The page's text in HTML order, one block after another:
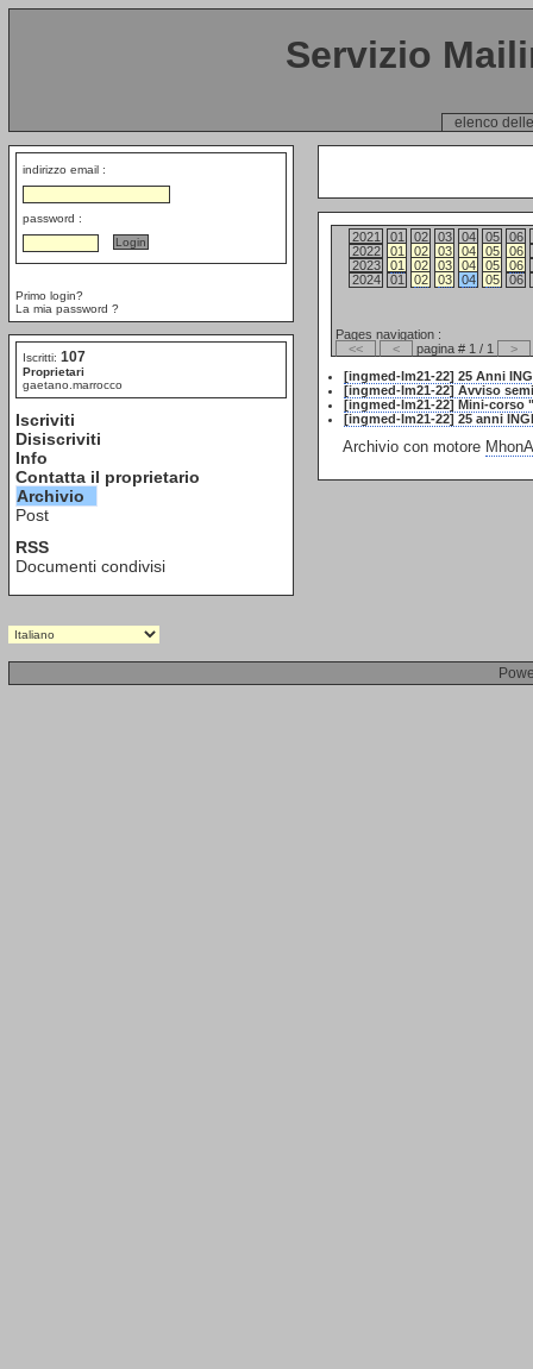
Servizio
elenco
indirizzo email :
password :
Primo login?
La mia password ?
Iscritti: 107
Proprietari
gaetano.marrocco
Iscriviti
Disiscriviti
Info
Contatta il proprietario
Archivio
Post
RSS
Documenti condivisi
2021 01 02 03 04 05
06
2022
01 02 03 04 05
06
2023
01 02 03 04 05
06
2024
01 02 03 04 05 06
Pages navigation :
<<
< pagina # 1 / 1
>
[ingmed-lm21-22] 25 Anni
[ingmed-lm21-22] Avviso
[ingmed-lm21-22] Mini-corso
[ingmed-lm21-22] 25 anni
Archivio con motore